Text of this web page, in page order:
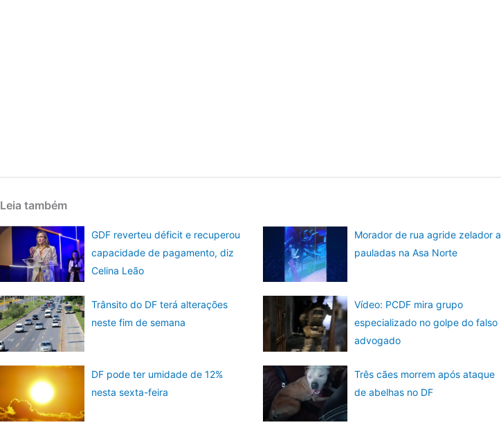
Leia também
GDF reverteu déficit e recuperou
capacidade de pagamento, diz
Celina Leão
Morador de rua agride zelador a
pauladas na Asa Norte
Trânsito do DF terá alterações
neste fim de semana
Vídeo: PCDF mira grupo
especializado no golpe do falso
advogado
DF pode ter umidade de 12%
nesta sexta-feira
Três cães morrem após ataque
de abelhas no DF